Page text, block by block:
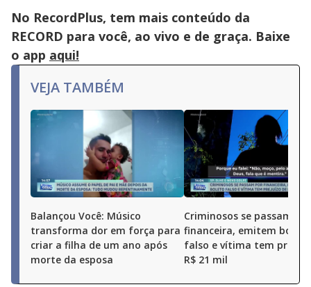
No RecordPlus, tem mais conteúdo da
RECORD para você, ao vivo e de graça. Baixe
o app aqui!
VEJA TAMBÉM
Balançou Você: Músico
transforma dor em força para
criar a filha de um ano após
morte da esposa
Criminosos se passam por
financeira, emitem boleto
falso e vítima tem
R$ 21 mil